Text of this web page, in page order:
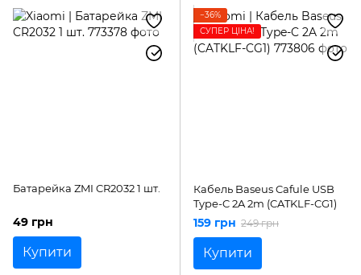
Батарейка ZMI CR2032 1 шт.
49 грн
Купити
−36%
СУПЕР ЦІНА!
Кабель Baseus Cafule USB
Type-C 2A 2m (CATKLF-CG1)
159 грн 249 грн
Купити